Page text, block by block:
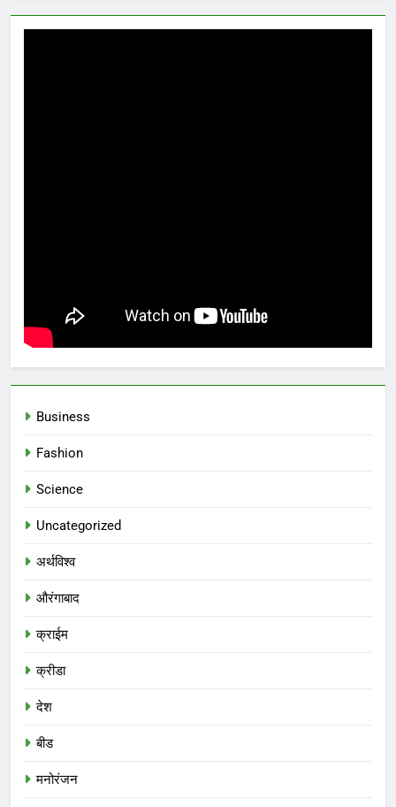
Business
Fashion
Science
Uncategorized
अर्थविश्व
औरंगाबाद
क्राईम
क्रीडा
देश
बीड
मनोरंजन